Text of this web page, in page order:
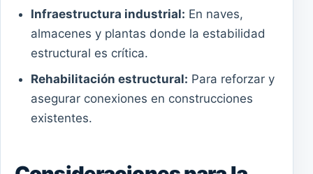
Infraestructura industrial: En naves,
almacenes y plantas donde la estabilidad
estructural es crítica.
Rehabilitación estructural: Para reforzar y
asegurar conexiones en construcciones
existentes.